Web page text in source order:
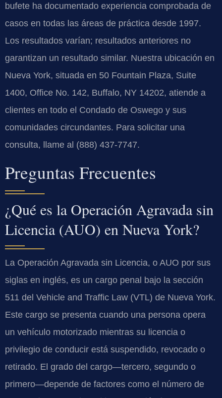
bufete ha documentado experiencia comprobada de
casos en todas las áreas de práctica desde 1997.
Los resultados varían; resultados anteriores no
garantizan un resultado similar. Nuestra ubicación en
Nueva York, situada en 50 Fountain Plaza, Suite
1400, Office No. 142, Buffalo, NY 14202, atiende a
clientes en todo el Condado de Oswego y sus
comunidades circundantes. Para solicitar una
consulta, llame al (888) 437-7747.
Preguntas Frecuentes
¿Qué es la Operación Agravada sin
Licencia (AUO) en Nueva York?
La Operación Agravada sin Licencia, o AUO por sus
siglas en inglés, es un cargo penal bajo la sección
511 del Vehicle and Traffic Law (VTL) de Nueva York.
Este cargo se presenta cuando una persona opera
un vehículo motorizado mientras su licencia o
privilegio de conducir está suspendido, revocado o
retirado. El grado del cargo—tercero, segundo o
primero—depende de factores como el número de